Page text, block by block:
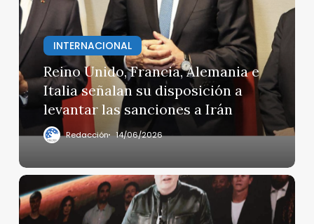
Alemania
e
Italia
señalan
su
disposición
levantar
sanciones
a
Irán
INTERNACIONAL
Reino Unido, Francia, Alemania e
Italia señalan su disposición a
levantar las sanciones a Irán
Redacción 14/06/2026
SpaceX
comienza
a